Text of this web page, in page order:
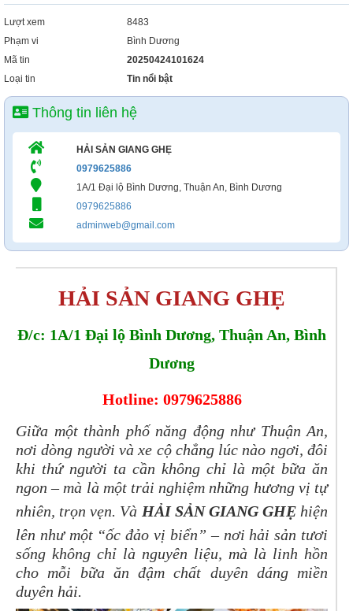
Lượt xem
8483
Phạm vi
Bình Dương
Mã tin
20250424101624
Loại tin
Tin nổi bật
Thông tin liên hệ
HẢI SẢN GIANG GHẸ
0979625886
1A/1 Đại lộ Bình Dương, Thuận An, Bình Dương
0979625886
adminweb@gmail.com
HẢI SẢN GIANG GHẸ
Đ/c: 1A/1 Đại lộ Bình Dương, Thuận An, Bình
Dương
Hotline: 0979625886
Giữa một thành phố năng động như Thuận An,
nơi dòng người và xe cộ chẳng lúc nào ngơi, đôi
khi thứ người ta cần không chỉ là một bữa ăn
ngon – mà là một trải nghiệm những hương vị tự
nhiên, trọn vẹn. Và HẢI SẢN GIANG GHẸhiện
lên như một “ốc đảo vị biển” – nơi hải sản tươi
sống không chỉ là nguyên liệu, mà là linh hồn
cho mỗi bữa ăn đậm chất duyên dáng miền
duyên hải.